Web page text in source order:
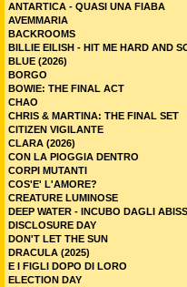
ANTARTICA - QUASI UNA FIABA
AVEMMARIA
BACKROOMS
BILLIE EILISH - HIT ME HARD AND
BLUE (2026)
BORGO
BOWIE: THE FINAL ACT
CHAO
CHRIS & MARTINA: THE FINAL SET
CITIZEN VIGILANTE
CLARA (2026)
CON LA PIOGGIA DENTRO
CORPI MUTANTI
COS'E' L'AMORE?
CREATURE LUMINOSE
DEEP WATER - INCUBO DAGLI
DISCLOSURE DAY
DON'T LET THE SUN
DRACULA (2025)
E I FIGLI DOPO DI LORO
ELECTION DAY